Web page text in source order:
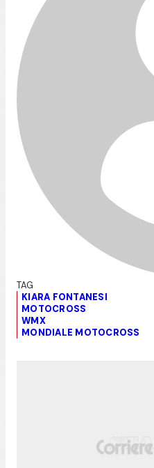
KIARA FONTANESI
MOTOCROSS
WMX
MONDIALE MOTOCROSS